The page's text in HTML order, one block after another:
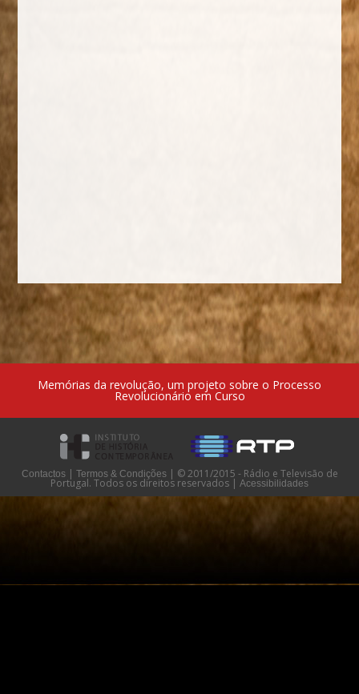
Memórias da revolução, um projeto sobre o Processo
Revolucionário em Curso
Contactos | Termos & Condições | © 2011/2015 - Rádio e Televisão de
Portugal. Todos os direitos reservados | Acessibilidades